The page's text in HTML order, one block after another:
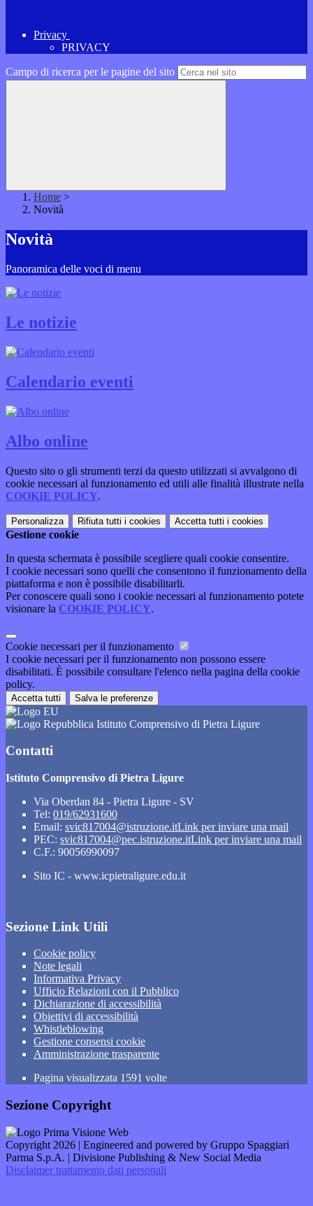
Privacy
PRIVACY
Campo di ricerca per le pagine del sito
Home >
Novità
Novità
Panoramica delle voci di menu
Le notizie
Calendario eventi
Albo online
Questo sito o gli strumenti terzi da questo utilizzati si avvalgono di
cookie necessari al funzionamento ed utili alle finalità illustrate nella
COOKIE POLICY.
Personalizza Rifiuta tutti i cookies Accetta tutti i cookies
Gestione cookie
In questa schermata è possibile scegliere quali cookie consentire.
I cookie necessari sono quelli che consentono il funzionamento della
piattaforma e non è possibile disabilitarli.
Per conoscere quali sono i cookie necessari al funzionamento potete
visionare la COOKIE POLICY.
Cookie necessari per il funzionamento
I cookie necessari per il funzionamento non possono essere
disabilitati. È possibile consultare l'elenco nella pagina della cookie
policy.
Accetta tutti Salva le preferenze
Istituto Comprensivo di Pietra Ligure
Contatti
Istituto Comprensivo di Pietra Ligure
Via Oberdan 84 - Pietra Ligure - SV
Tel: 019/62931600
Email: svic817004@istruzione.itLink per inviare una mail
PEC: svic817004@pec.istruzione.itLink per inviare una mail
C.F.: 90056990097
Sito IC - www.icpietraligure.edu.it
Sezione Link Utili
Cookie policy
Note legali
Informativa Privacy
Ufficio Relazioni con il Pubblico
Dichiarazione di accessibilità
Obiettivi di accessibilità
Whistleblowing
Gestione consensi cookie
Amministrazione trasparente
Pagina visualizzata 1591 volte
Sezione Copyright
Copyright 2026 | Engineered and powered by Gruppo Spaggiari
Parma S.p.A. | Divisione Publishing & New Social Media
Disclaimer trattamento dati personali